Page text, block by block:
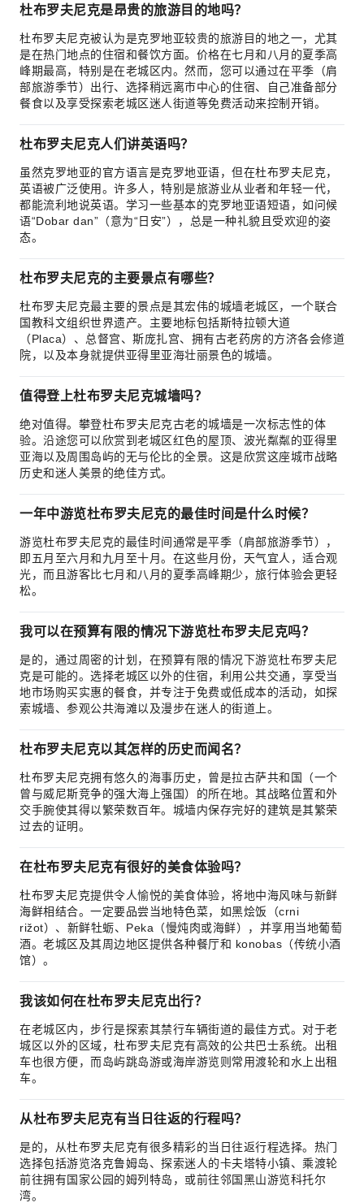
杜布罗夫尼克是昂贵的旅游目的地吗？
杜布罗夫尼克被认为是克罗地亚较贵的旅游目的地之一，尤其
是在热门地点的住宿和餐饮方面。价格在七月和八月的夏季高
峰期最高，特别是在老城区内。然而，您可以通过在平季（肩
部旅游季节）出行、选择稍远离市中心的住宿、自己准备部分
餐食以及享受探索老城区迷人街道等免费活动来控制开销。
杜布罗夫尼克人们讲英语吗？
虽然克罗地亚的官方语言是克罗地亚语，但在杜布罗夫尼克，
英语被广泛使用。许多人，特别是旅游业从业者和年轻一代，
都能流利地说英语。学习一些基本的克罗地亚语短语，如问候
语“Dobar dan”（意为“日安”），总是一种礼貌且受欢迎的姿
态。
杜布罗夫尼克的主要景点有哪些？
杜布罗夫尼克最主要的景点是其宏伟的城墙老城区，一个联合
国教科文组织世界遗产。主要地标包括斯特拉顿大道
（Placa）、总督宫、斯庞扎宫、拥有古老药房的方济各会修道
院，以及本身就提供亚得里亚海壮丽景色的城墙。
值得登上杜布罗夫尼克城墙吗？
绝对值得。攀登杜布罗夫尼克古老的城墙是一次标志性的体
验。沿途您可以欣赏到老城区红色的屋顶、波光粼粼的亚得里
亚海以及周围岛屿的无与伦比的全景。这是欣赏这座城市战略
历史和迷人美景的绝佳方式。
一年中游览杜布罗夫尼克的最佳时间是什么时候？
游览杜布罗夫尼克的最佳时间通常是平季（肩部旅游季节），
即五月至六月和九月至十月。在这些月份，天气宜人，适合观
光，而且游客比七月和八月的夏季高峰期少，旅行体验会更轻
松。
我可以在预算有限的情况下游览杜布罗夫尼克吗？
是的，通过周密的计划，在预算有限的情况下游览杜布罗夫尼
克是可能的。选择老城区以外的住宿，利用公共交通，享受当
地市场购买实惠的餐食，并专注于免费或低成本的活动，如探
索城墙、参观公共海滩以及漫步在迷人的街道上。
杜布罗夫尼克以其怎样的历史而闻名？
杜布罗夫尼克拥有悠久的海事历史，曾是拉古萨共和国（一个
曾与威尼斯竞争的强大海上强国）的所在地。其战略位置和外
交手腕使其得以繁荣数百年。城墙内保存完好的建筑是其繁荣
过去的证明。
在杜布罗夫尼克有很好的美食体验吗？
杜布罗夫尼克提供令人愉悦的美食体验，将地中海风味与新鲜
海鲜相结合。一定要品尝当地特色菜，如黑烩饭（crni
rižot）、新鲜牡蛎、Peka（慢炖肉或海鲜），并享用当地葡萄
酒。老城区及其周边地区提供各种餐厅和 konobas（传统小酒
馆）。
我该如何在杜布罗夫尼克出行？
在老城区内，步行是探索其禁行车辆街道的最佳方式。对于老
城区以外的区域，杜布罗夫尼克有高效的公共巴士系统。出租
车也很方便，而岛屿跳岛游或海岸游览则常用渡轮和水上出租
车。
从杜布罗夫尼克有当日往返的行程吗？
是的，从杜布罗夫尼克有很多精彩的当日往返行程选择。热门
选择包括游览洛克鲁姆岛、探索迷人的卡夫塔特小镇、乘渡轮
前往拥有国家公园的姆列特岛，或前往邻国黑山游览科托尔
湾。